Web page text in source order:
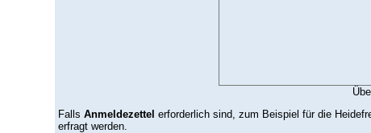
Falls Anmeldezettel erforderlich sind, zum Beispiel für die
erfragt werden.